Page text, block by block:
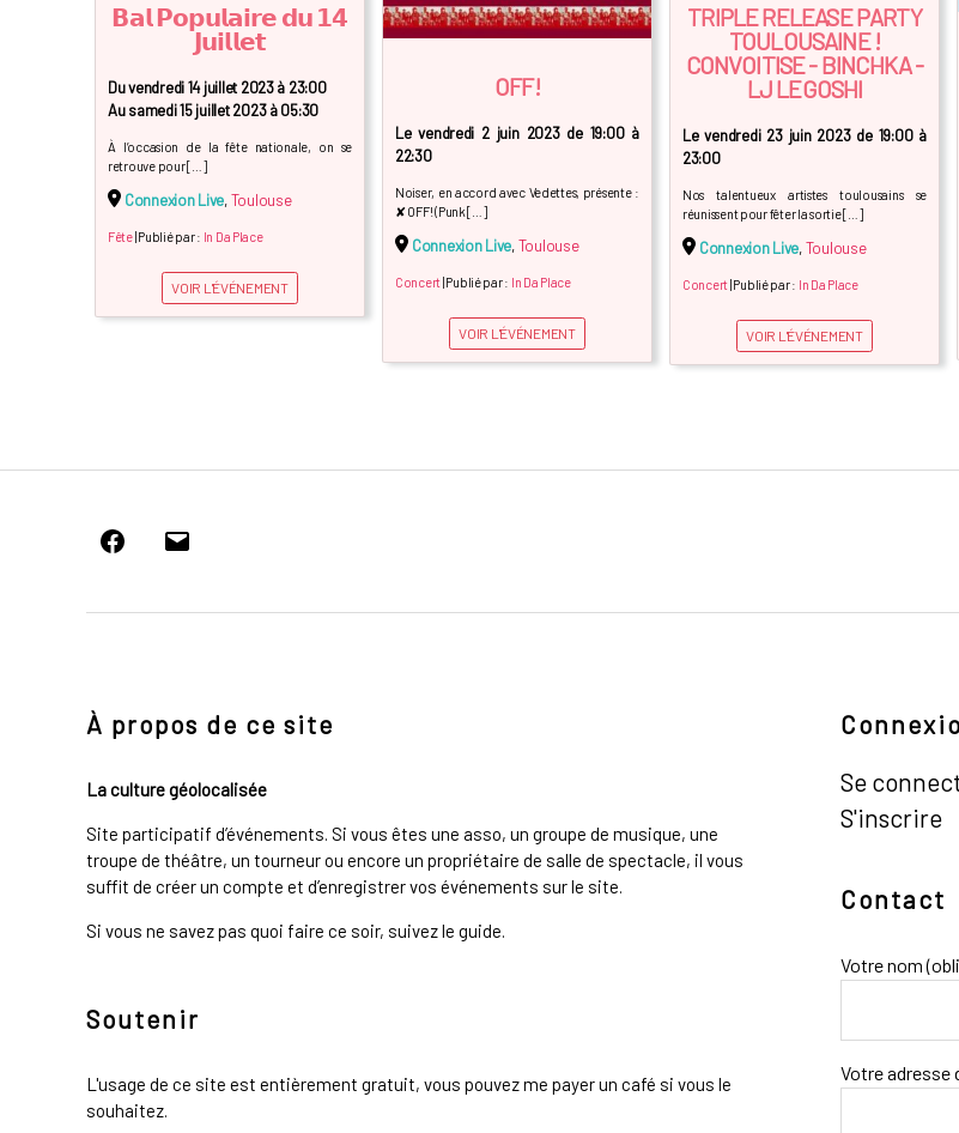
𝗕𝗮𝗹 𝗣𝗼𝗽𝘂𝗹𝗮𝗶𝗿𝗲 𝗱𝘂 𝟭𝟰
𝗝𝘂𝗶𝗹𝗹𝗲𝘁
Du vendredi 14 juillet 2023 à 23:00
Au samedi 15 juillet 2023 à 05:30
À l’occasion de la fête nationale, on se
retrouve pour […]
Connexion Live,Toulouse
Fête| Publié par : In Da Place
VOIR L'ÉVÉNEMENT
TRIPLE RELEASE PARTY
TOULOUSAINE !
CONVOITISE - BINCHKA -
LJ LEGOSHI
Le vendredi 23 juin 2023 de 19:00 à
23:00
Nos talentueux artistes toulousains se
réunissent pour fêter la sortie […]
Connexion Live,Toulouse
Concert| Publié par : In Da Place
VOIR L'ÉVÉNEMENT
OFF!
Le vendredi 2 juin 2023 de 19:00 à
22:30
Noiser, en accord avec Vedettes, présente :
✘ OFF! (Punk […]
Connexion Live,Toulouse
Concert| Publié par : In Da Place
VOIR L'ÉVÉNEMENT
Facebook
E-
mail
À propos de ce site
La culture géolocalisée
Site participatif d’événements. Si vous êtes une asso, un groupe de musique, une
troupe de théâtre, un tourneur ou encore un propriétaire de salle de spectacle, il vous
suffit de créer un compte et d’enregistrer vos événements sur le site.
Si vous ne savez pas quoi faire ce soir, suivez le guide.
Soutenir
L'usage de ce site est entièrement gratuit, vous pouvez me payer un café si vous le
souhaitez.
Se
S'inscrire
Contact
Votre nom
Votre adresse